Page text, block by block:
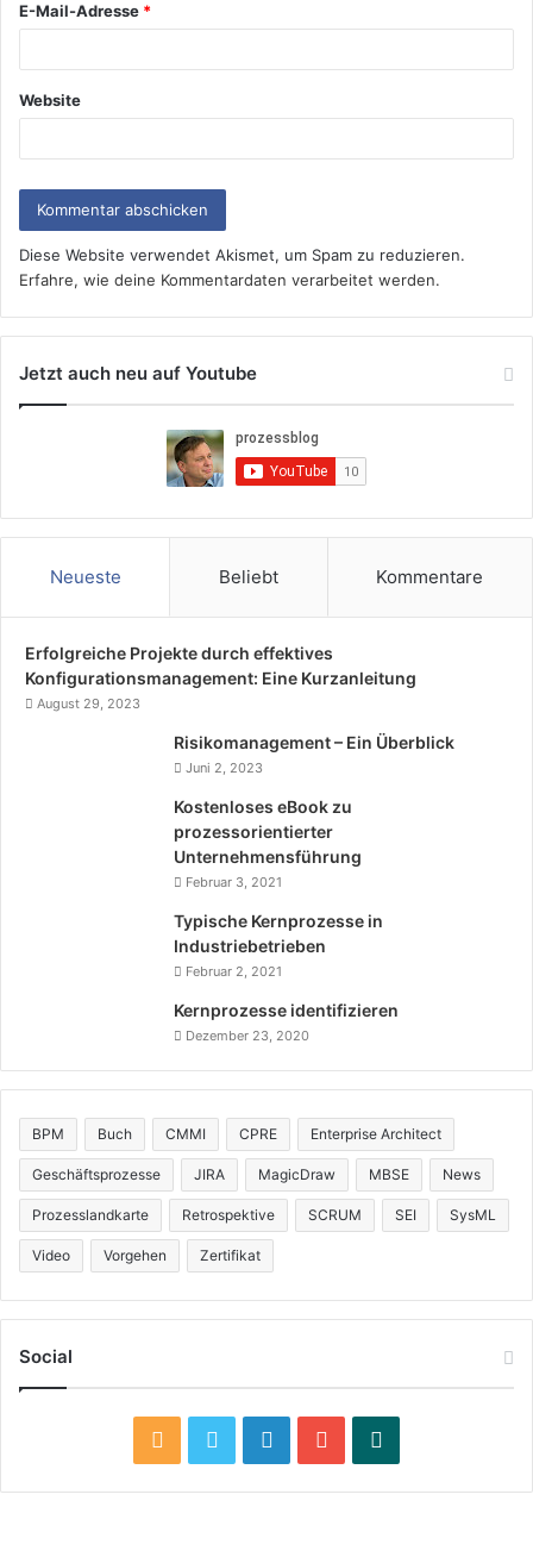
E-Mail-Adresse *
Website
Diese Website verwendet Akismet, um Spam zu reduzieren.
Erfahre, wie deine Kommentardaten verarbeitet werden.
Jetzt auch neu auf Youtube
Neueste Beliebt Kommentare
Erfolgreiche Projekte durch effektives
Konfigurationsmanagement: Eine Kurzanleitung
August 29, 2023
Risikomanagement – Ein Überblick
Juni 2, 2023
Kostenloses eBook zu
prozessorientierter
Unternehmensführung
Februar 3, 2021
Typische Kernprozesse in
Industriebetrieben
Februar 2, 2021
Kernprozesse identifizieren
Dezember 23, 2020
BPM Buch CMMI CPRE Enterprise Architect
Geschäftsprozesse JIRA MagicDraw MBSE News
Prozesslandkarte Retrospektive SCRUM SEI SysML
Video Vorgehen Zertifikat
Social
S
w
i
o
i